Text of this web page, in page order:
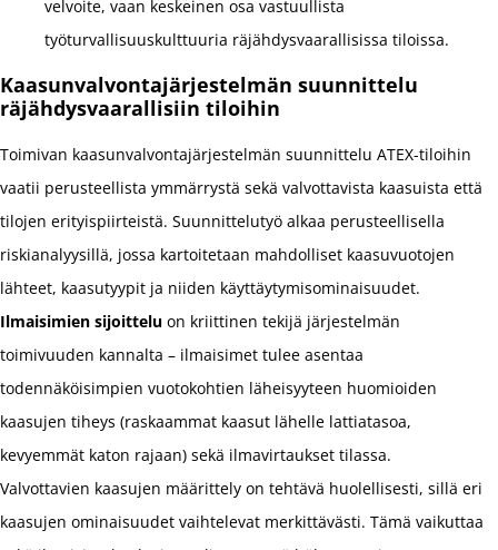
velvoite, vaan keskeinen osa vastuullista
työturvallisuuskulttuuria räjähdysvaarallisissa tiloissa.
Kaasunvalvontajärjestelmän suunnittelu
räjähdysvaarallisiin tiloihin
Toimivan kaasunvalvontajärjestelmän suunnittelu ATEX-tiloihin
vaatii perusteellista ymmärrystä sekä valvottavista kaasuista että
tilojen erityispiirteistä. Suunnittelutyö alkaa perusteellisella
riskianalyysillä, jossa kartoitetaan mahdolliset kaasuvuotojen
lähteet, kaasutyypit ja niiden käyttäytymisominaisuudet.
Ilmaisimien sijoittelu on kriittinen tekijä järjestelmän
toimivuuden kannalta – ilmaisimet tulee asentaa
todennäköisimpien vuotokohtien läheisyyteen huomioiden
kaasujen tiheys (raskaammat kaasut lähelle lattiatasoa,
kevyemmät katon rajaan) sekä ilmavirtaukset tilassa.
Valvottavien kaasujen määrittely on tehtävä huolellisesti, sillä eri
kaasujen ominaisuudet vaihtelevat merkittävästi. Tämä vaikuttaa